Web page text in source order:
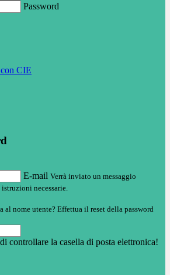
Password
CIE
E-mail Verrà inviato un messaggio
necessarie.
al nome utente? Effettua il reset della password
controllare la casella di posta elettronica!